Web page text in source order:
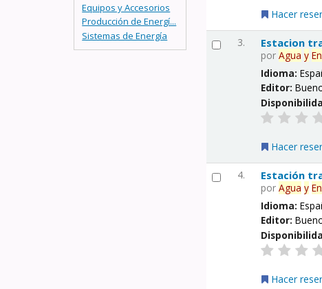
Equipos y Accesorios
Producción de Energí...
Sistemas de Energía
Hacer
3. Estacion
porAgua y
Idioma:
Editor:
Hacer
4. Estación
porAgua y
Idioma:
Editor:
Hacer